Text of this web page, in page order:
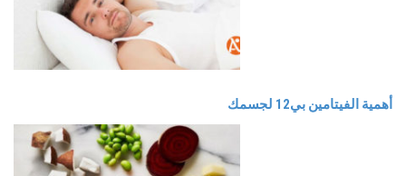
أهمية الفيتامين بي12 لجسمك